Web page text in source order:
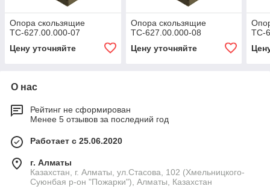
Опора скользящие
ТС-627.00.000-07
Цену уточняйте
Опора скользящие
ТС-627.00.000-08
Цену уточняйте
ТС-
О нас
Рейтинг не сформирован
Менее 5 отзывов за последний год
Работает с 25.06.2020
г. Алматы
Казахстан, г. Алматы, ул.Стасова, 102 (Хмельницкого-
Суюнбая р-он "Пожарки"), Алматы, Казахстан